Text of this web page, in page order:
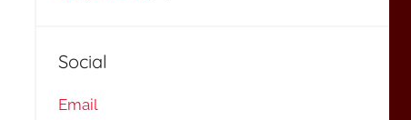
Social
Email